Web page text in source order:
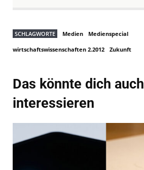
SCHLAGWORTE Medien Medienspecial
wirtschaftswissenschaften 2.2012 Zukunft
Das könnte dich auch
interessieren